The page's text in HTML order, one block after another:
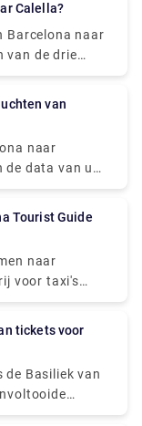
taxitarieven
Calella?
Barcelona naar
van de drie
u de sneltrein
busrit duurt 1
naar
euro.
Barcelona).
naar
de data van uw
feestdagen.
echter £ 80.
naar
voor taxi's
U moet
worden en u
van
Omdat
de Basiliek van